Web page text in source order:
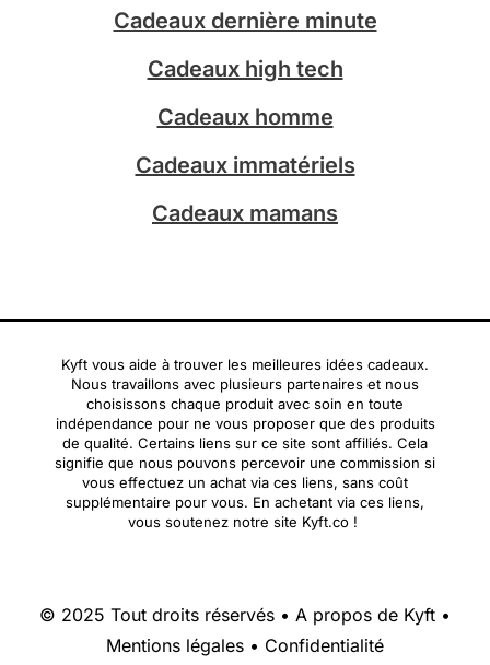
r
a
m
Cadeaux dernière minute
Cadeaux high tech
Cadeaux homme
Cadeaux immatériels
Cadeaux mamans
Kyft vous aide à trouver les meilleures idées cadeaux.
Nous travaillons avec plusieurs partenaires et nous
choisissons chaque produit avec soin en toute
indépendance pour ne vous proposer que des produits
de qualité. Certains liens sur ce site sont affiliés. Cela
signifie que nous pouvons percevoir une commission si
vous effectuez un achat via ces liens, sans coût
supplémentaire pour vous. En achetant via ces liens,
vous soutenez notre site Kyft.co !
© 2025 Tout droits réservés • A propos de Kyft •
Mentions légales • Confidentialité